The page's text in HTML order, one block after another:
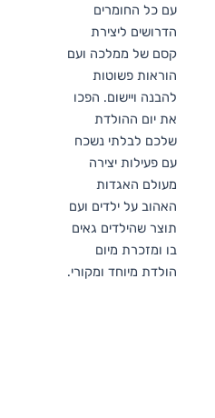
עם כל החומרים
הדרושים ליצירת
קסם של ממלכה ועם
הוראות פשוטות
להבנה ויישום. הפכו
את יום ההולדת
שלכם לבלתי נשכח
עם פעילות יצירה
מעולם האגדות
האהוב על ילדים ועם
תוצר שהילדים גאים
בו ומזכרת מיום
הולדת מיוחד ומקורי.